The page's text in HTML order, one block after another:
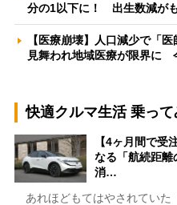
分の1以下に！ 出生数減が
【医療崩壊】人口減少で「
見舞われ地域医療が限界に
快適クルマ生活 乗っ
【4ヶ月間で受
なる「航続距離
消…
あれほどもてはやされていた